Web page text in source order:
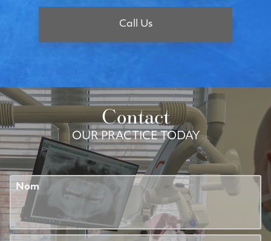
Call Us
Contact
OUR PRACTICE TODAY
Nom